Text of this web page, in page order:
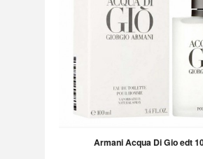
Armani Acqua Di Gio edt